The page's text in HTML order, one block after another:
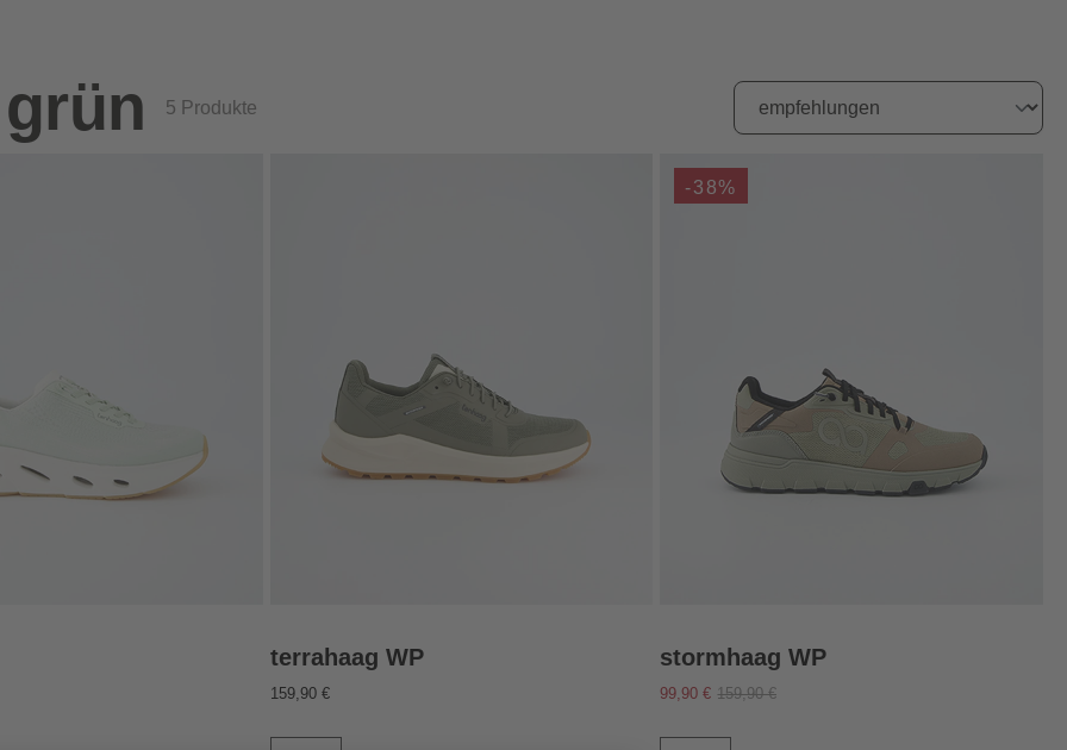
5 Produkte
terrahaag WP
159,90 €
-38%
stormhaag WP
99,90 € 159,90 €